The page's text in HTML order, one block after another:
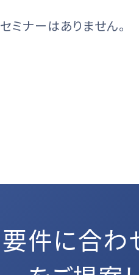
ミナーはありません。
件に合わ